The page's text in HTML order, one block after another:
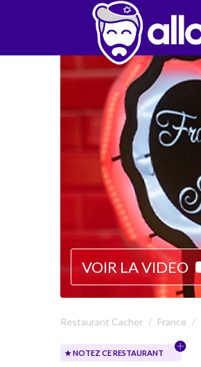
VOIR LA VIDEO
Restaurant Cacher France
★ NOTEZ CE RESTAURANT